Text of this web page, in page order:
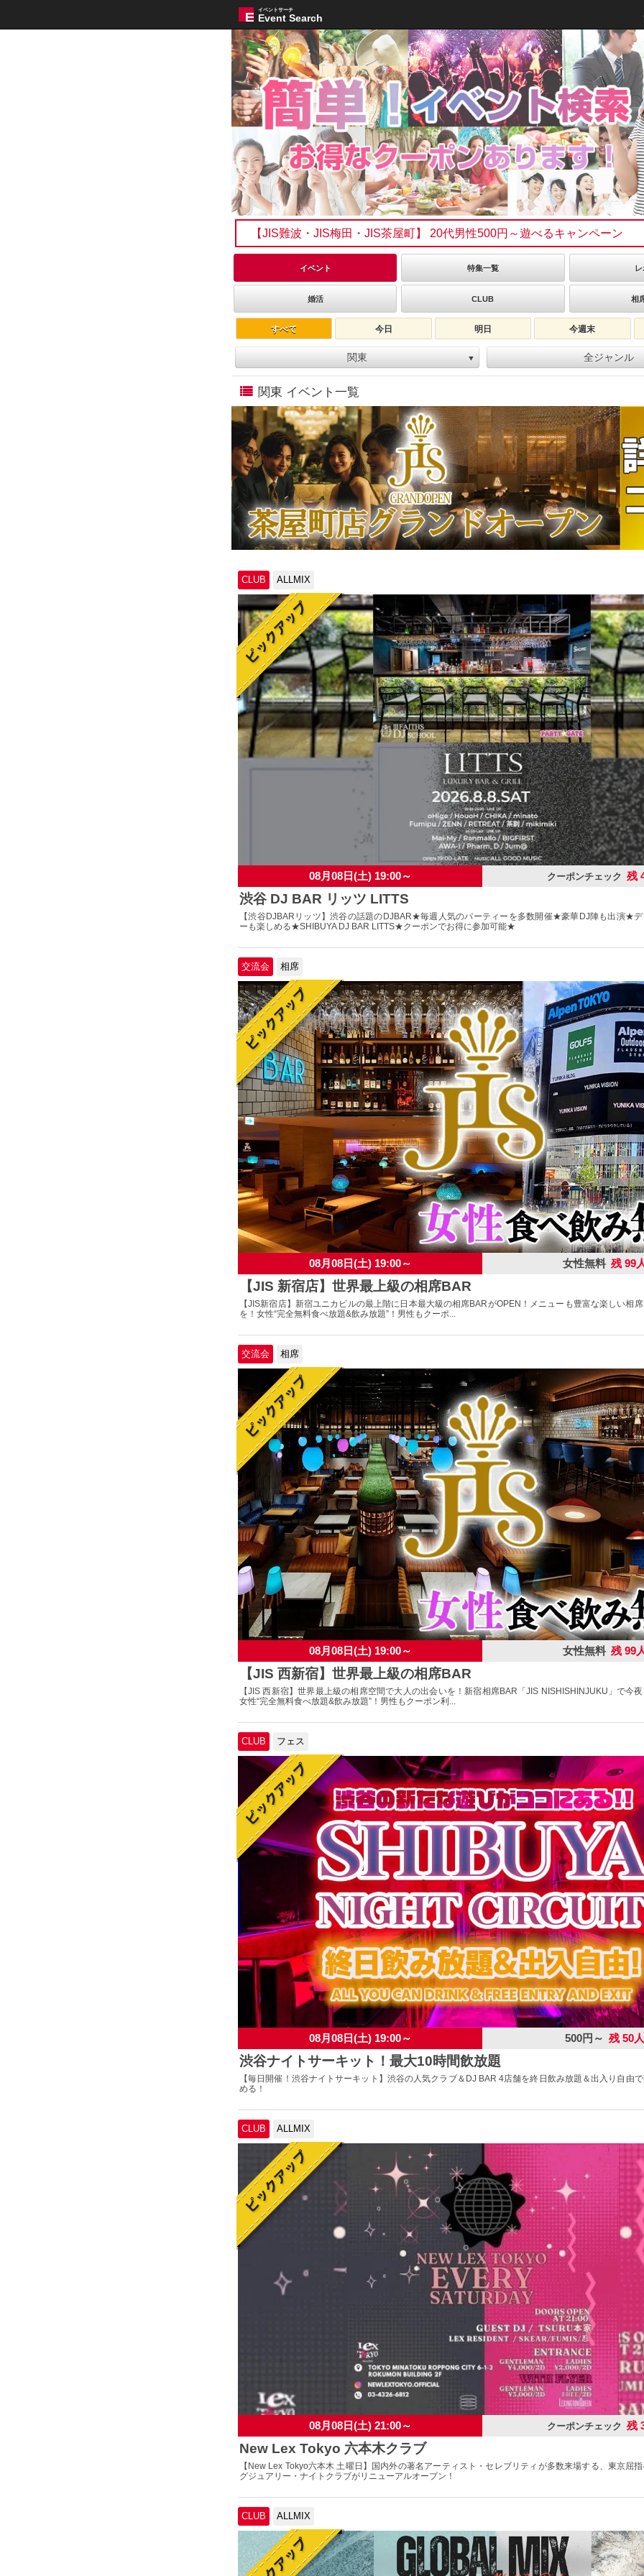
Event Search
イベントサーチ
【JIS難波・JIS梅田・JIS茶屋町】 20代男性500円～遊べるキャンペーン
イベント 特集一覧
婚活 CLUB 相
すべて 今日 明日 今週末
関東 ▼ 全ジャンル
関東 イベント一覧
CLUB ALLMIX
08月08日(土) 19:00～ クーポンチェック 残
渋谷 DJ BAR リッツ LITTS
【渋谷DJBARリッツ】渋谷の話題のDJBAR★毎週人気のパーティーを多数開催★豪華DJ陣も出演★
ーも楽しめる★SHIBUYA DJ BAR LITTS★クーポンでお得に参加可能★
交流会 相席
08月08日(土) 19:00～ 女性無料 残 99
【JIS 新宿店】世界最上級の相席BAR
【JIS新宿店】新宿ユニカビルの最上階に日本最大級の相席BARがOPEN！メニューも豊富な楽しい相
を！女性“完全無料食べ放題&飲み放題”！男性もクーポ...
交流会 相席
08月08日(土) 19:00～ 女性無料 残 99
【JIS 西新宿】世界最上級の相席BAR
【JIS 西新宿】世界最上級の相席空間で大人の出会いを！新宿相席BAR「JIS NISHISHINJUKU」で今
女性“完全無料食べ放題&飲み放題”！男性もクーポン利...
CLUB フェス
08月08日(土) 19:00～ 500円～ 残 50人
渋谷ナイトサーキット！最大10時間飲放題
【毎日開催！渋谷ナイトサーキット】渋谷の人気クラブ＆DJ BAR 4店舗を終日飲み放題＆出入り自由
める！
CLUB ALLMIX
08月08日(土) 21:00～ クーポンチェック 残
New Lex Tokyo 六本木クラブ
【New Lex Tokyo六本木 土曜日】国内外の著名アーティスト・セレブリティが多数来場する、東京屈
グジュアリー・ナイトクラブがリニューアルオープン！
CLUB ALLMIX